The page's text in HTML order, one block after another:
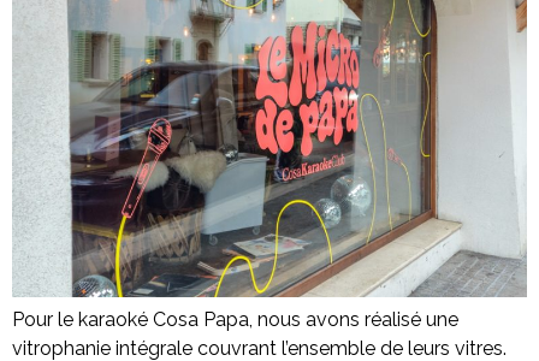
Pour le karaoké Cosa Papa, nous avons réalisé une
vitrophanie intégrale couvrant l’ensemble de leurs vitres.